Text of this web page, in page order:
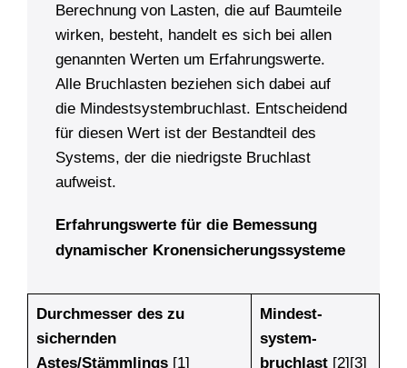
Berechnung von Lasten, die auf Baumteile
wirken, besteht, handelt es sich bei allen
genannten Werten um Erfahrungswerte.
Alle Bruchlasten beziehen sich dabei auf
die Mindestsystembruchlast. Entscheidend
für diesen Wert ist der Bestandteil des
Systems, der die niedrigste Bruchlast
aufweist.
Erfahrungswerte für die Bemessung
dynamischer Kronensicherungssysteme
Durchmesser des zu
sichernden
Astes/Stämmlings[1]
Mindest­
system­
bruchlast[2][3]